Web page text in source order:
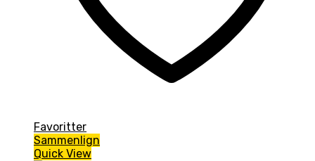
Favoritter
Sammenlign
Quick View